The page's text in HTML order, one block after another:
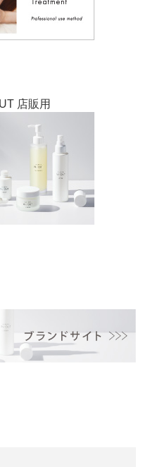
店販用